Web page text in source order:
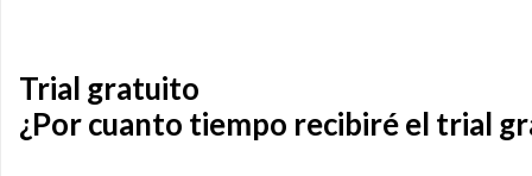
Trial gratuito
¿Por cuanto tiempo recibiré el trial